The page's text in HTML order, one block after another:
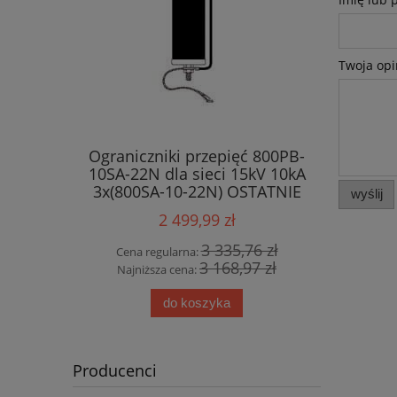
Ograniczniki przepięć 800PB-
10SA-22N dla sieci 15kV 10kA
3x(800SA-10-22N) OSTATNIE
SZTUKI !!!
2 499,99 zł
Cena regularna:3 335,76 zł
Najniższa cena:3 168,97 zł
do koszyka
Producenci
Twoja
wyślij